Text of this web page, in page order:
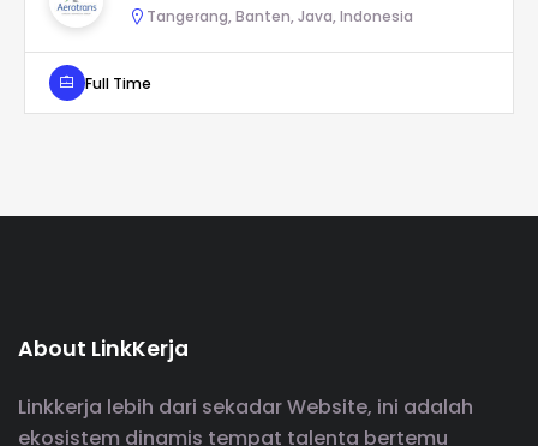
Tangerang, Banten, Java, Indonesia
Full Time
About LinkKerja
Linkkerja lebih dari sekadar Website, ini adalah
ekosistem dinamis tempat talenta bertemu